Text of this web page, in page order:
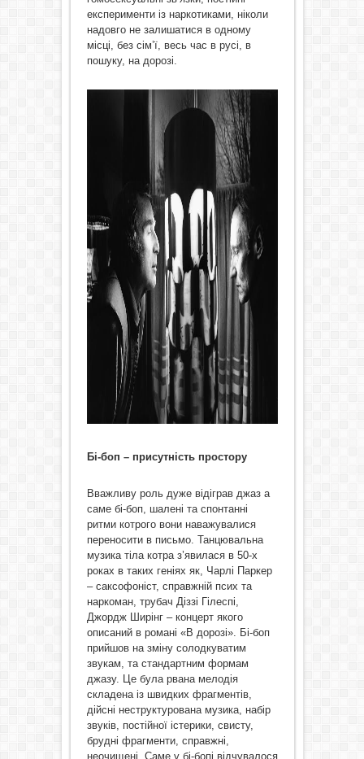
експерименти із наркотиками, ніколи
надовго не залишатися в одному
місці, без сім’ї, весь час в русі, в
пошуку, на дорозі.
Бі-боп – присутність простору
Вважливу роль дуже відіграв джаз а
саме бі-боп, шалені та спонтанні
ритми котрого вони наважувалися
переносити в письмо. Танцювальна
музика тіла котра з’явилася в 50-х
роках в таких геніях як, Чарлі Паркер
– саксофоніст, справжній псих та
наркоман, трубач Діззі Гілеспі,
Джордж Ширінг – концерт якого
описаний в романі «В дорозі». Бі-боп
прийшов на зміну солодкуватим
звукам, та стандартним формам
джазу. Це була рвана мелодія
складена із швидких фрагментів,
дійсні неструктурована музика, набір
звуків, постійної істерики, свисту,
брудні фрагменти, справжні,
неочищені. Саме у бі-бопі відчувалося